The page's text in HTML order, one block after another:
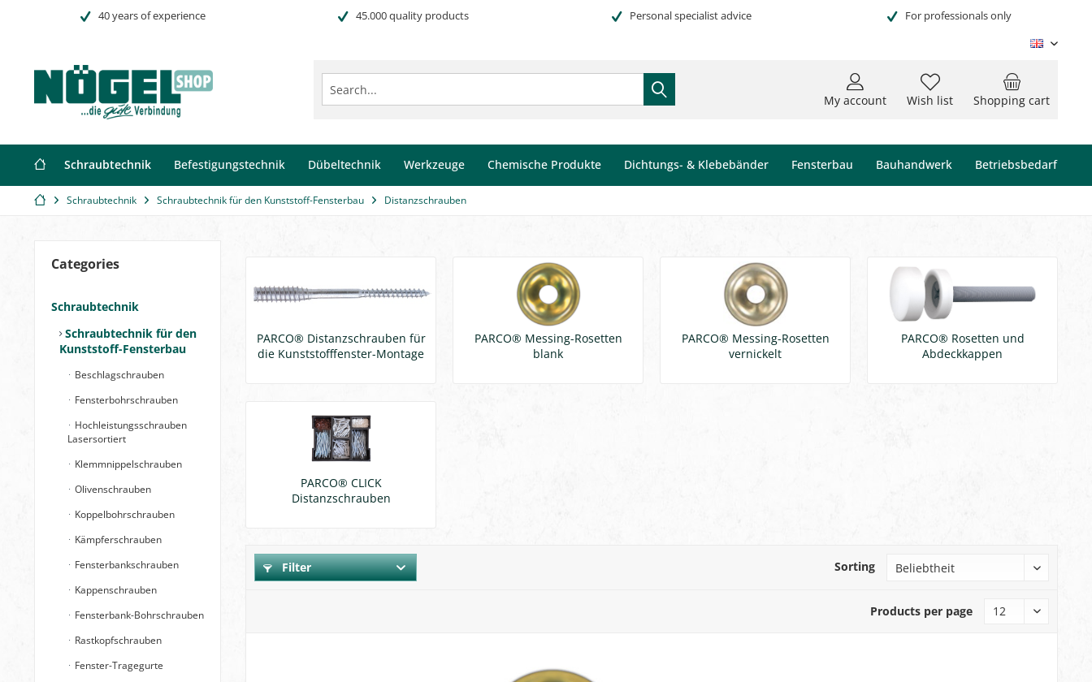
40 years of experience 45.000 quality products Personal specialist advice For professionals only
Shopping cart
Wish list
My account
Schraubtechnik Befestigungstechnik Dübeltechnik Werkzeuge Chemische Produkte Dichtungs- & Klebebänder Fensterbau Bauhandwerk Betriebsbedarf
Schraubtechnik Schraubtechnik für den Kunststoff-Fensterbau Distanzschrauben
Categories
Schraubtechnik
Schraubtechnik für den
Kunststoff-Fensterbau
Beschlagschrauben
Fensterbohrschrauben
Hochleistungsschrauben
Lasersortiert
Klemmnippelschrauben
Olivenschrauben
Koppelbohrschrauben
Kämpferschrauben
Fensterbankschrauben
Kappenschrauben
Fensterbank-Bohrschrauben
Rastkopfschrauben
Fenster-Tragegurte
PARCO® Distanzschrauben für
die Kunststofffenster-Montage
PARCO® Messing-Rosetten
blank
PARCO® Messing-Rosetten
vernickelt
PARCO® Rosetten und
Abdeckkappen
PARCO® CLICK
Distanzschrauben
Filter Sorting
Products per page